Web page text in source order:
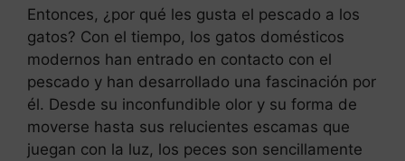
Entonces, ¿por qué les gusta el pescado a los
gatos? Con el tiempo, los gatos domésticos
modernos han entrado en contacto con el
pescado y han desarrollado una fascinación por
él. Desde su inconfundible olor y su forma de
moverse hasta sus relucientes escamas que
juegan con la luz, los peces son sencillamente